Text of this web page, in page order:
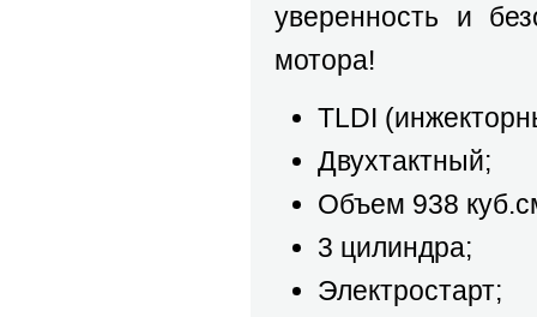
уверенность и
мотора!
TLDI
Двухтактный;
Объем 938
3 цилиндра;
Электростарт;